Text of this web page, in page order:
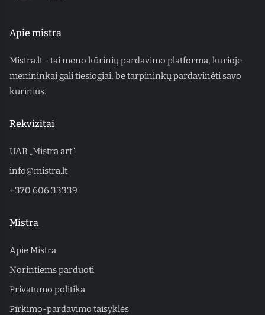
Apie mistra
Mistra.lt - tai meno kūrinių pardavimo platforma, kurioje
menininkai gali tiesiogiai, be tarpininkų pardavinėti savo
kūrinius.
Rekvizitai
UAB „Mistra art“
info@mistra.lt
+370 606 33339
Mistra
Apie Mistra
Norintiems parduoti
Privatumo politika
Pirkimo-pardavimo taisyklės